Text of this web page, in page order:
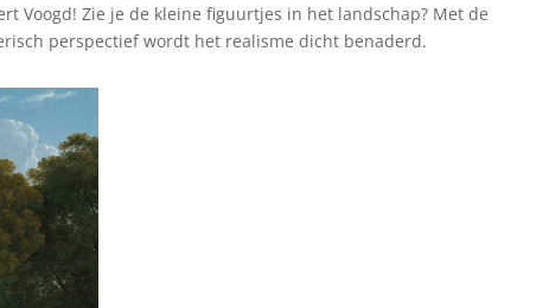
Voogd! Zie je de kleine figuurtjes in het landschap? Met de
perspectief wordt het realisme dicht benaderd.